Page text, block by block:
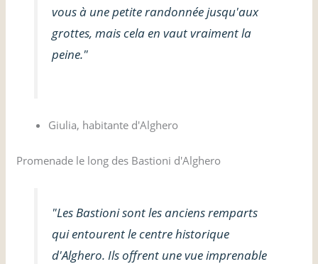
vous à une petite randonnée jusqu'aux
grottes, mais cela en vaut vraiment la
peine."
Giulia, habitante d'Alghero
Promenade le long des Bastioni d'Alghero
"Les Bastioni sont les anciens remparts
qui entourent le centre historique
d'Alghero. Ils offrent une vue imprenable